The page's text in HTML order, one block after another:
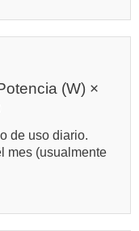
(W) ×
de uso diario.
mes (usualmente